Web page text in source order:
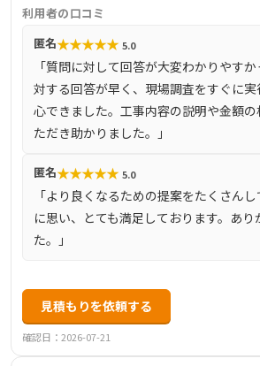
任を持って施工を行っています。また、
切行わず、お客様のご要望に沿った最
います。
利用者の口コミ
匿名★★★★★ 5.0
「質問に対して回答が大変わかりやす
対する回答が早く、現場調査をすぐに
心できました。工事内容の説明や金額
ただき助かりました。」
匿名★★★★★ 5.0
「より良くなるための提案をたくさん
に思い、とても満足しております。あり
た。」
見積もりを依頼する
確認日：2026-07-21